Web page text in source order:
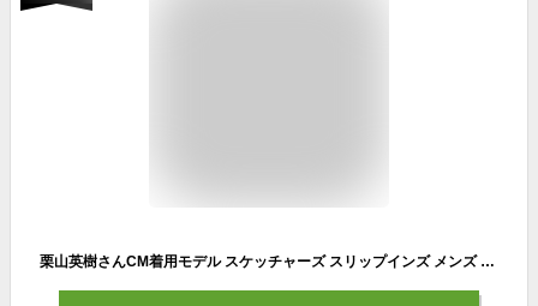
栗山英樹さんCM着用モデル スケッチャーズ スリップインズ メンズ ガルザ カービン 革靴 スニーカー スリッポン ゴム紐 SKECHERS 履きやすい ビジネスシューズ 本革 ノーマル幅